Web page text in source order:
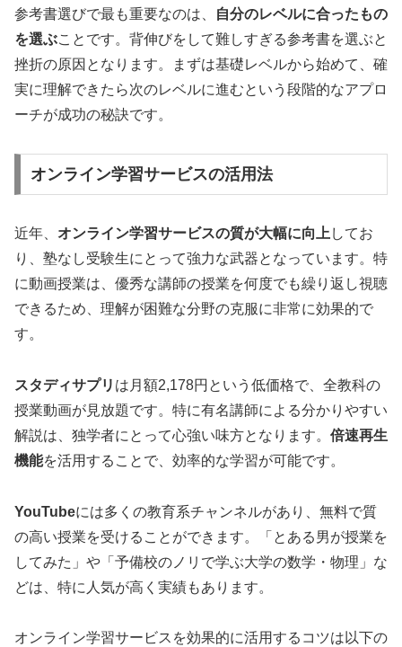
参考書選びで最も重要なのは、
自分のレベルに合ったもの
を選ぶことです。背伸びをして難しすぎる参考書を選ぶと
挫折の原因となります。まずは基礎レベルから始めて、確
実に理解できたら次のレベルに進むという段階的なアプロ
ーチが成功の秘訣です。
オンライン学習サービスの活用法
近年、 オンライン学習サービスの質が大幅に向上 してお
り、塾なし受験生にとって強力な武器となっています。特
に動画授業は、優秀な講師の授業を何度でも繰り返し視聴
できるため、理解が困難な分野の克服に非常に効果的で
す。
スタディサプリ は月額2,178円という低価格で、全教科の
授業動画が見放題です。特に有名講師による分かりやすい
解説は、独学者にとって心強い味方となります。 倍速再生
機能を活用することで、効率的な学習が可能です。
YouTubeには多くの教育系チャンネルがあり、無料で質
の高い授業を受けることができます。「とある男が授業を
してみた」や「予備校のノリで学ぶ大学の数学・物理」な
どは、特に人気が高く実績もあります。
オンライン学習サービスを効果的に活用するコツは以下の